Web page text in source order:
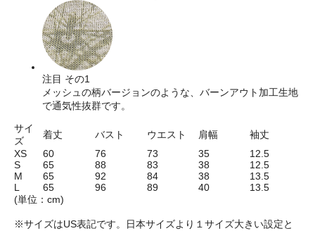
注目 その1
メッシュの柄バージョンのような、バーンアウト加工生地
で通気性抜群です。
サイ
ズ
着丈 バスト ウエスト 肩幅
袖丈
XS
60 76 73 35
12.5
S
65 88 83 38
12.5
M
65 92 84 38
13.5
L
65 96 89 40
13.5
(単位：cm)
※サイズはUS表記です。日本サイズより１サイズ大きい設定と